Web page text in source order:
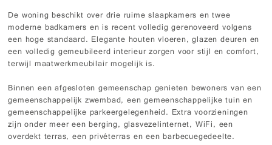
De woning beschikt over drie ruime slaapkamers en twee
moderne badkamers en is recent volledig gerenoveerd volgens
een hoge standaard. Elegante houten vloeren, glazen deuren en
een volledig gemeubileerd interieur zorgen voor stijl en comfort,
terwijl maatwerkmeubilair mogelijk is.
Binnen een afgesloten gemeenschap genieten bewoners van een
gemeenschappelijk zwembad, een gemeenschappelijke tuin en
gemeenschappelijke parkeergelegenheid. Extra voorzieningen
zijn onder meer een berging, glasvezelinternet, WiFi, een
overdekt terras, een privéterras en een barbecuegedeelte.